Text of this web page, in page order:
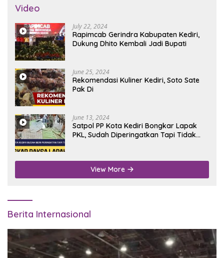
Video
July 22, 2024
Rapimcab Gerindra Kabupaten Kediri,
Dukung Dhito Kembali Jadi Bupati
June 25, 2024
Rekomendasi Kuliner Kediri, Soto Sate
Pak Di
June 13, 2024
Satpol PP Kota Kediri Bongkar Lapak
PKL, Sudah Diperingatkan Tapi Tidak
View More
Berita Internasional